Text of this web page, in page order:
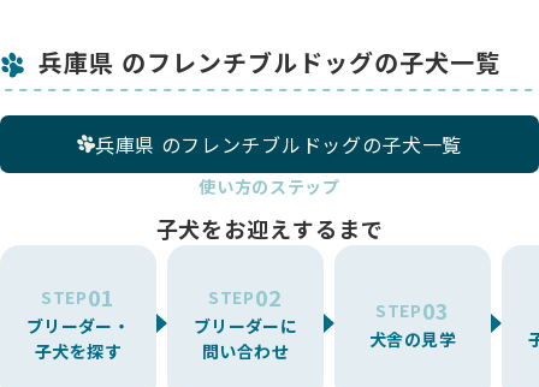
兵庫県 のフレンチブルドッグの子犬一覧
兵庫県 のフレンチブルドッグの子犬一覧
使い方のステップ
子犬をお迎えするまで
STEP01
ブリーダー・
子犬を探す
STEP02
ブリーダーに
問い合わせ
STEP03
犬舎の見学